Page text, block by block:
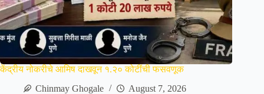
केंद्रीय नोकरीचे आमिष दाखवून १.२० कोटींची फसवणूक
Chinmay Ghogale
August 7, 2026